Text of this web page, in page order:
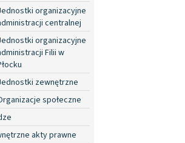
organizacyjne
centralnej
organizacyjne
Filii w
zewnętrzne
społeczne
akty prawne